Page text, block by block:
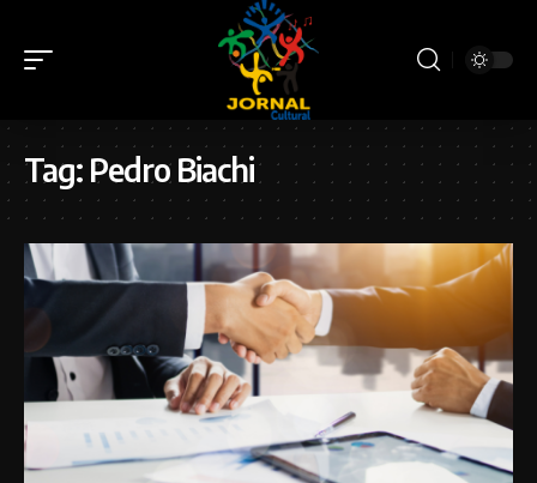
Tag: Pedro Biachi